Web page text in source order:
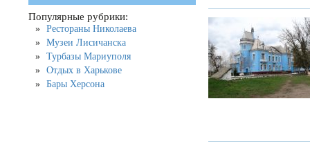
Популярные рубрики:
Рестораны Николаева
Музеи Лисичанска
Турбазы Мариуполя
Отдых в Харькове
Бары Херсона